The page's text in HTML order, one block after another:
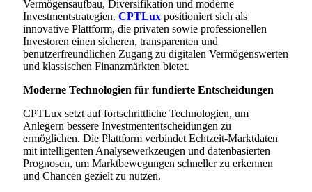
Vermögensaufbau, Diversifikation und moderne
Investmentstrategien. CPTLux positioniert sich als
innovative Plattform, die privaten sowie professionellen
Investoren einen sicheren, transparenten und
benutzerfreundlichen Zugang zu digitalen Vermögenswerten
und klassischen Finanzmärkten bietet.
Moderne Technologien für fundierte Entscheidungen
CPTLux setzt auf fortschrittliche Technologien, um
Anlegern bessere Investmententscheidungen zu
ermöglichen. Die Plattform verbindet Echtzeit-Marktdaten
mit intelligenten Analysewerkzeugen und datenbasierten
Prognosen, um Marktbewegungen schneller zu erkennen
und Chancen gezielt zu nutzen.